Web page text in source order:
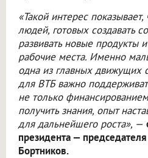
«Такой интерес
людей, готовых создавать
развивать новые продукты
рабочие места. Именно
одна из главных движущих
для ВТБ важно
не только
получить знания, опыт
для дальнейшего роста», —
президента —
Бортников.